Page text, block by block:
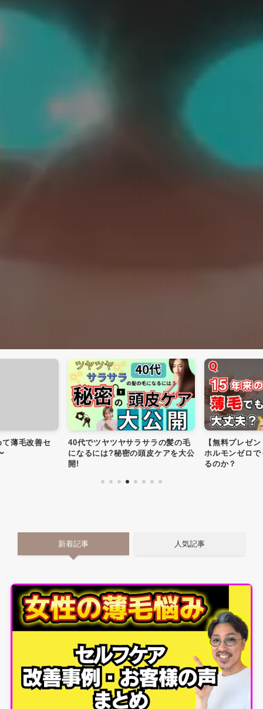
薄毛改善セ
40代でツヤツヤサラサラの髪の毛
になるには?秘密の頭皮ケアを大公
開!
【無料プレゼ
ホルモンゼロ
るのか？
新着記事 人気記事